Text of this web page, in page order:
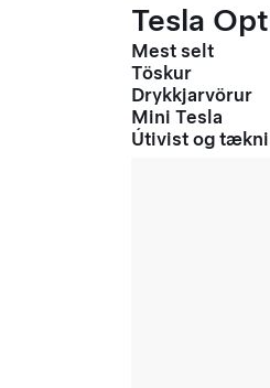
Tesla
Mest selt
Töskur
Drykkjarvörur
Mini Tesla
Útivist og tækni